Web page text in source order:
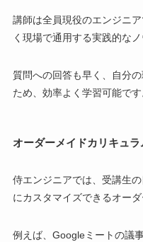
講師は全員現役のエンジニ
く現場で通用する実践的な
質問への回答も早く、自分
ため、効率よく学習可能です
オーダーメイドカリキュラ
侍エンジニアでは、受講生
にカスタマイズできるオー
例えば、Googleミートの議